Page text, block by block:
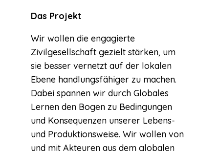
Das Projekt
Wir wollen die engagierte
Zivilgesellschaft gezielt stärken, um
sie besser vernetzt auf der lokalen
Ebene handlungsfähiger zu machen.
Dabei spannen wir durch Globales
Lernen den Bogen zu Bedingungen
und Konsequenzen unserer Lebens-
und Produktionsweise. Wir wollen von
und mit Akteuren aus dem globalen